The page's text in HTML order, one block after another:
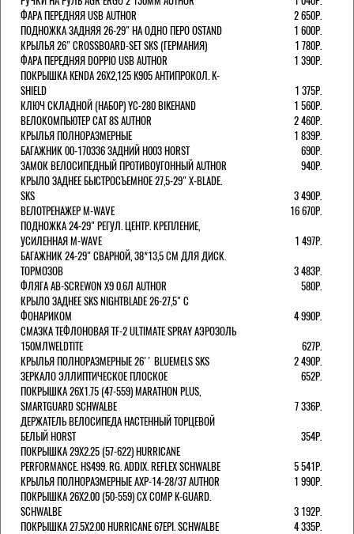
ФАРА ПЕРЕДНЯЯ USB AUTHOR
2 650Р.
ПОДНОЖКА ЗАДНЯЯ 26-29" НА ОДНО ПЕРО OSTAND
1 600Р.
КРЫЛЬЯ 26" CROSSBOARD-SET SKS (ГЕРМАНИЯ)
1 780Р.
ФАРА ПЕРЕДНЯЯ DOPPIO USB AUTHOR
1 390Р.
ПОКРЫШКА KENDA 26Х2,125 K905 АНТИПРОКОЛ. K-
SHIELD
1 375Р.
КЛЮЧ СКЛАДНОЙ (НАБОР) YC-280 BIKEHAND
1 560Р.
ВЕЛОКОМПЬЮТЕР CAT 8S AUTHOR
2 460Р.
КРЫЛЬЯ ПОЛНОРАЗМЕРНЫЕ
1 839Р.
БАГАЖНИК 00-170336 ЗАДНИЙ H003 HORST
690Р.
ЗАМОК ВЕЛОСИПЕДНЫЙ ПРОТИВОУГОННЫЙ AUTHOR
940Р.
КРЫЛО ЗАДНЕЕ БЫСТРОСЪЕМНОЕ 27,5-29" X-BLADE.
SKS
3 490Р.
ВЕЛОТРЕНАЖЕР M-WAVE
16 670Р.
ПОДНОЖКА 24-29" РЕГУЛ. ЦЕНТР. КРЕПЛЕНИЕ,
УСИЛЕННАЯ M-WAVE
1 497Р.
БАГАЖНИК 24-29" СВАРНОЙ, 38*13,5 СМ ДЛЯ ДИСК.
ТОРМОЗОВ
3 483Р.
ФЛЯГА AB-SCREWON X9 0.6Л AUTHOR
580Р.
КРЫЛО ЗАДНЕЕ SKS NIGHTBLADE 26-27,5" С
ФОНАРИКОМ
4 990Р.
СМАЗКА ТЕФЛОНОВАЯ TF-2 ULTIMATE SPRAY АЭРОЗОЛЬ
150МЛWELDTITE
627Р.
КРЫЛЬЯ ПОЛНОРАЗМЕРНЫЕ 26'' BLUEMELS SKS
2 490Р.
ЗЕРКАЛО ЭЛЛИПТИЧЕСКОЕ ПЛОСКОЕ
652Р.
ПОКРЫШКА 26X1.75 (47-559) MARATHON PLUS,
SMARTGUARD SCHWALBE
7 336Р.
ДЕРЖАТЕЛЬ ВЕЛОCИПЕДА НАСТЕННЫЙ ТОРЦЕВОЙ
БЕЛЫЙ HORST
354Р.
ПОКРЫШКА 29X2.25 (57-622) HURRICANE
PERFORMANCE. HS499. RG. ADDIX. REFLEX SCHWALBE
5 541Р.
КРЫЛЬЯ ПОЛНОРАЗМЕРНЫЕ AXP-14-28/37 AUTHOR
1 990Р.
ПОКРЫШКА 26X2.00 (50-559) CX COMP K-GUARD.
SCHWALBE
3 192Р.
ПОКРЫШКА 27.5X2.00 HURRICANE 67EPI. SCHWALBE
4 335Р.